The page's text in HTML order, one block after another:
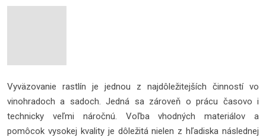
Vyväzovanie rastlín je jednou z najdôležitejších činností vo
vinohradoch a sadoch. Jedná sa zároveň o prácu časovo i
technicky veľmi náročnú. Voľba vhodných materiálov a
pomôcok vysokej kvality je dôležitá nielen z hľadiska následnej